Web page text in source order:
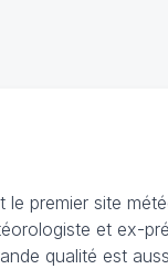
le premier site
et ex-
qualité est